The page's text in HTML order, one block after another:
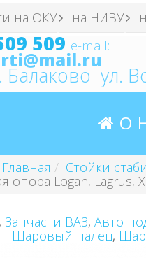
на ОКУ на НИВУ
509 e-mail:
ул.
О
Главная
Стойки
опора Logan, Lagrus,
, Запчасти ВАЗ, Авто
Шаровый палец,